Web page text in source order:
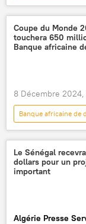
Afrique
Rwanda
République
Coupe du Monde
touchera 650
Banque africaine
8 Décembre
Banque africaine de
football
Le Sénégal
dollars pour un
important
Algérie Presse